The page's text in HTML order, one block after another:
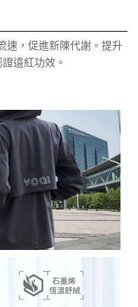
速，促進新陳代謝。提升
遠紅功效。